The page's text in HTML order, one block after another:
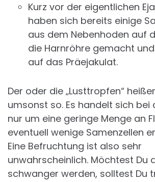
Kurz vor der eigentlichen
haben sich bereits einige
aus dem Nebenhoden auf
die Harnröhre gemacht
auf das Präejakulat.
Der oder die „Lusttropfen“
umsonst so. Es handelt sich bei
nur um eine geringe Menge an
eventuell wenige Samenzellen
Eine Befruchtung ist also sehr
unwahrscheinlich. Möchtest Du
schwanger werden, solltest Du